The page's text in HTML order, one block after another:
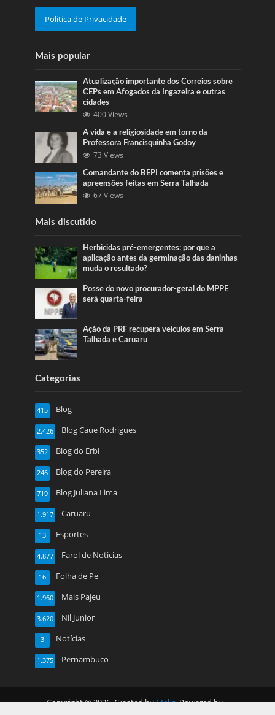
Politica de Privacidade
Mais popular
Atualização importante dos Correios sobre
CEPs em Afogados da Ingazeira e outras
cidades
400 Views
A vida e a religiosidade em torno da
Professora Francisquinha Godoy
73 Views
Comandante do BEPI comenta prisões e
apreensões feitas em Serra Talhada
67 Views
Mais discutido
Herbicidas pré-emergentes: por que a
aplicação antes da germinação das daninhas
muda o resultado?
Posse do novo procurador-geral do MPPE
será quarta-feira
Ação da PRF recupera veículos em Serra
Talhada e Caruaru
Categorias
Blog
415
Blog Caue Rodrigues
2.426
Blog do Erbi
352
Blog do Pereira
246
Blog Juliana Lima
719
Caruaru
1.917
Esportes
13
Farol de Noticias
4.877
Folha de Pe
16
Mais Pajeu
1.960
Nil Junior
3.620
Notícias
3
Pernambuco
1.375
Copyright © 2026. Created byMeks. Powered by